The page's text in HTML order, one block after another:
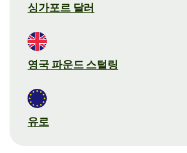
싱가포르 달러
영국 파운드 스털링
유로